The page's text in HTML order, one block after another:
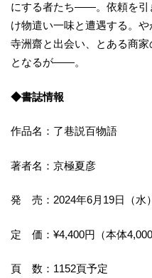
にする者たち――。依頼を引
け物遣い一味と遭遇する。
寺洲齋と出会い、とある商家
となるが――。
◆書誌情報
作品名：了巷説百物語
著者名：京極夏彦
発 売：2024年6月19日（
定 価：¥4,400円（本体4,000
頁 数：1152頁予定